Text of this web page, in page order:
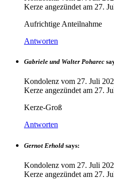
Kerze angezündet am 27.
Aufrichtige Anteilnahme
Antworten
Gabriele und Walter Poharec
Kondolenz vom 27. Juli
Kerze angezündet am 27.
Kerze-Groß
Antworten
Gernot Erhold says:
Kondolenz vom 27. Juli
Kerze angezündet am 27.